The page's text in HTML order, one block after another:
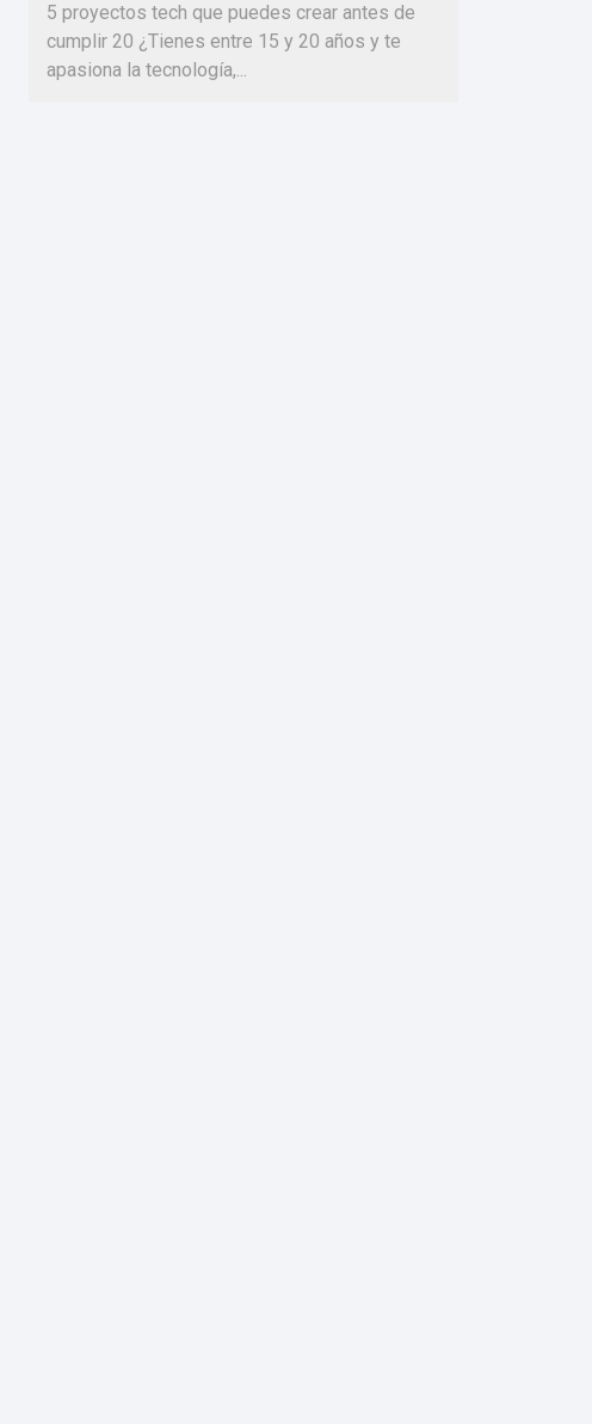
5 proyectos tech que puedes crear antes de
cumplir 20 ¿Tienes entre 15 y 20 años y te
apasiona la tecnología,...